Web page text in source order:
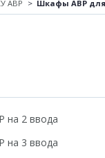
АВР Шкафы АВР для
2 ввода
3 ввода